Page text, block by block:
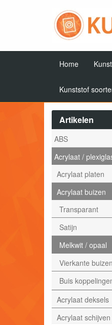
Home
Kunststof
Artikelen
ABS
Acrylaat /
Acrylaat platen
Acrylaat buizen
Transparant
Satijn
Melkwit / opaal
Vierkante buizen
Buis
Acrylaat deksels
Acrylaat schijven